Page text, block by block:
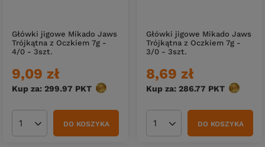
Główki jigowe Mikado Jaws
Trójkątna z Oczkiem 7g -
4/0 - 3szt.
9,09 zł
Kup za: 299.97 PKT punktów
Ilość produktówDO KOSZYKA
Główki jigowe Mikado Jaws
Trójkątna z Oczkiem 7g -
3/0 - 3szt.
8,69 zł
Kup za: 286.77 PKT punktów
Ilość produktówDO KOSZYKA